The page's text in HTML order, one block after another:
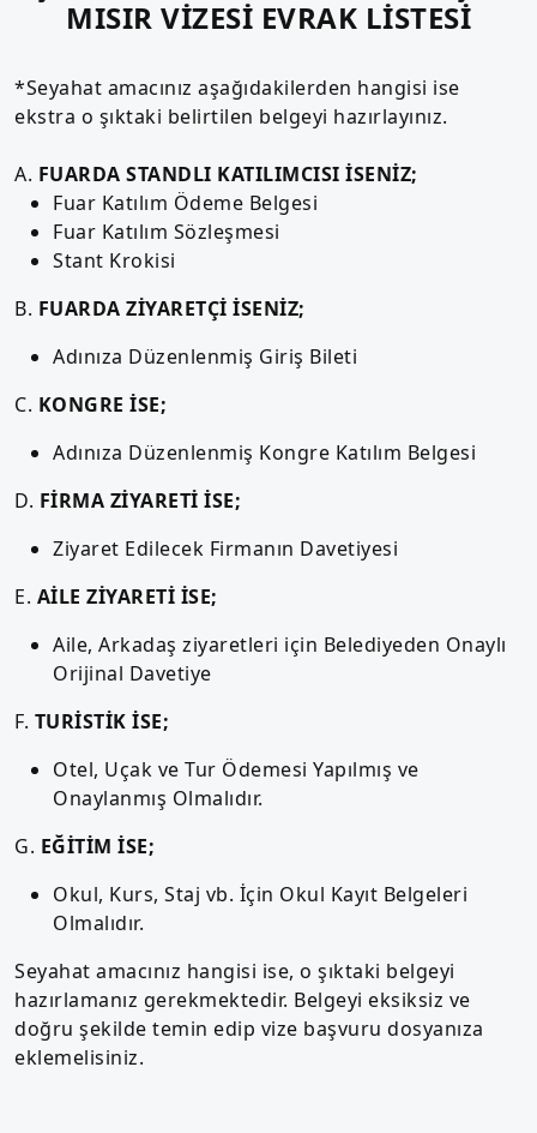
MISIR VİZESİ EVRAK LİSTESİ
*Seyahat amacınız aşağıdakilerden hangisi ise
ekstra o şıktaki belirtilen belgeyi hazırlayınız.
A. FUARDA STANDLI KATILIMCISI İSENİZ;
Fuar Katılım Ödeme Belgesi
Fuar Katılım Sözleşmesi
Stant Krokisi
B. FUARDA ZİYARETÇİ İSENİZ;
Adınıza Düzenlenmiş Giriş Bileti
C. KONGRE İSE;
Adınıza Düzenlenmiş Kongre Katılım Belgesi
D. FİRMA ZİYARETİ İSE;
Ziyaret Edilecek Firmanın Davetiyesi
E. AİLE ZİYARETİ İSE;
Aile, Arkadaş ziyaretleri için Belediyeden Onaylı
Orijinal Davetiye
F. TURİSTİK İSE;
Otel, Uçak ve Tur Ödemesi Yapılmış ve
Onaylanmış Olmalıdır.
G. EĞİTİM İSE;
Okul, Kurs, Staj vb. İçin Okul Kayıt Belgeleri
Olmalıdır.
Seyahat amacınız hangisi ise, o şıktaki belgeyi
hazırlamanız gerekmektedir. Belgeyi eksiksiz ve
doğru şekilde temin edip vize başvuru dosyanıza
eklemelisiniz.